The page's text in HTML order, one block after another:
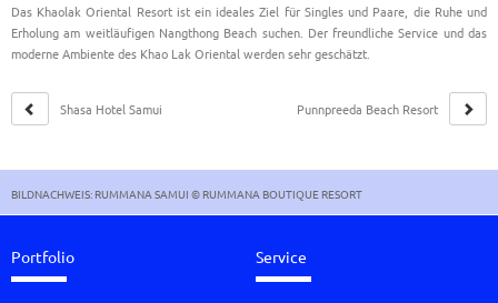
Das Khaolak Oriental Resort ist ein ideales Ziel für Singles und Paare, die Ruhe und
Erholung am weitläufigen Nangthong Beach suchen. Der freundliche Service und das
moderne Ambiente des Khao Lak Oriental werden sehr geschätzt.
Shasa Hotel Samui
Punnpreeda Beach Resort
BILDNACHWEIS: RUMMANA SAMUI © RUMMANA BOUTIQUE RESORT
Portfolio Service